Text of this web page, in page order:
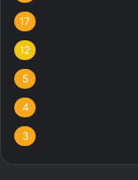
17
12
5
4
3